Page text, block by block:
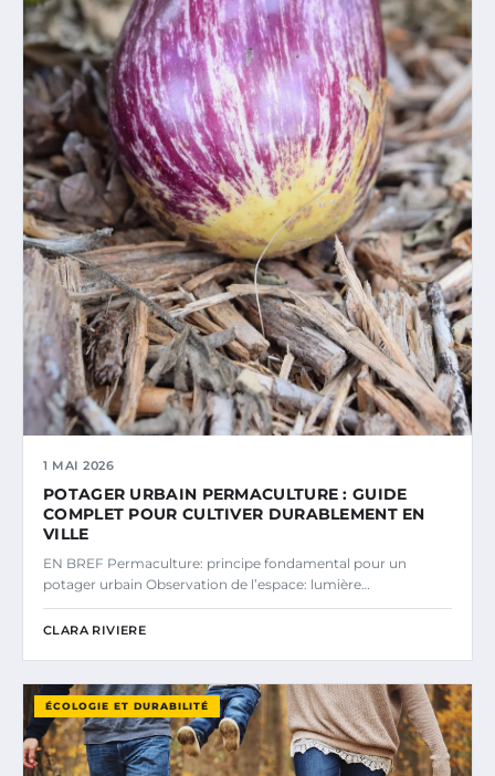
1 MAI 2026
POTAGER URBAIN PERMACULTURE : GUIDE
COMPLET POUR CULTIVER DURABLEMENT EN
VILLE
EN BREF Permaculture: principe fondamental pour un
potager urbain Observation de l’espace: lumière…
CLARA RIVIERE
ÉCOLOGIE ET DURABILITÉ